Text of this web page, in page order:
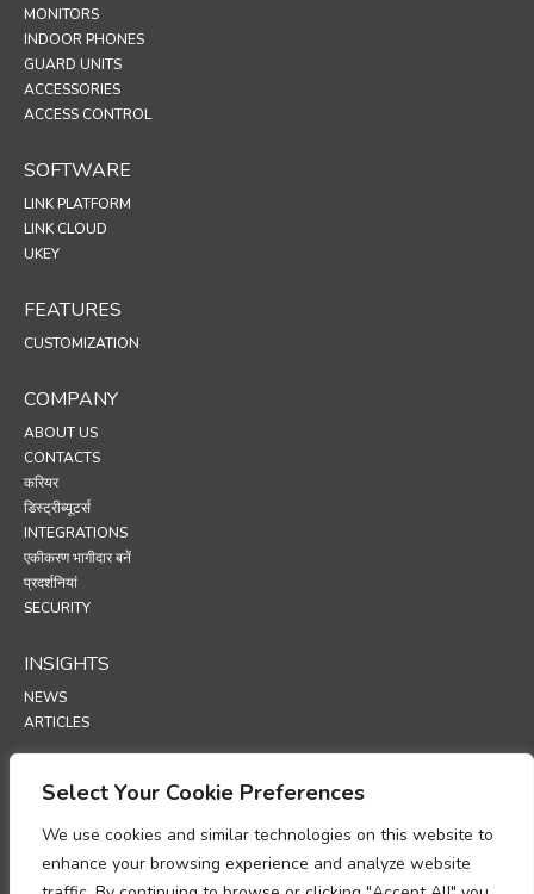
Select Your Cookie Preferences
We use cookies and similar technologies on this website to
enhance your browsing experience and analyze website
MONITORS
INDOOR PHONES
GUARD UNITS
ACCESSORIES
ACCESS CONTROL
SOFTWARE
LINK PLATFORM
LINK CLOUD
UKEY
FEATURES
CUSTOMIZATION
COMPANY
ABOUT US
CONTACTS
करियर
डिस्ट्रीब्यूटर्स
INTEGRATIONS
एकीकरण भागीदार बनें
प्रदर्शनियां
SECURITY
INSIGHTS
NEWS
ARTICLES
SUPPORT
POLICIES